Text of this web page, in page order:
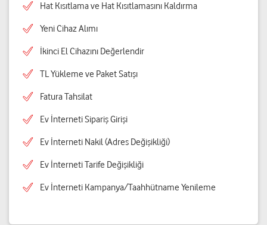
Hat Kısıtlama ve Hat Kısıtlamasını Kaldırma
Yeni Cihaz Alımı
İkinci El Cihazını Değerlendir
TL Yükleme ve Paket Satışı
Fatura Tahsilat
Ev İnterneti Sipariş Girişi
Ev İnterneti Nakil (Adres Değişikliği)
Ev İnterneti Tarife Değişikliği
Ev İnterneti Kampanya/Taahhütname Yenileme